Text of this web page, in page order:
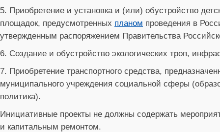
5. Приобретение и установка и (или) обустройство
площадок, предусмотренных планом проведения в
утвержденным распоряжением Правительства
6. Создание и обустройство экологических троп,
7. Приобретение транспортного средства,
муниципального учреждения социальной сферы
политика).
Инициативные проекты не должны содержать
и капитальным ремонтом.